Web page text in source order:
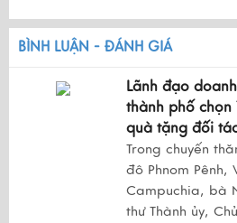
BÌNH LUẬN - ĐÁNH GIÁ
Lãnh đạo
thành phố chọn
quà tặng đối
Trong chuyến
đô Phnom Pênh,
Campuchia, bà
thư Thành ủy,